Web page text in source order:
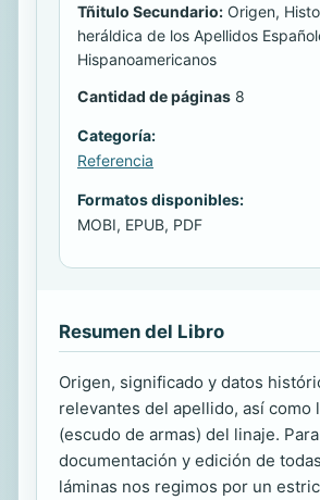
Tñitulo Secundario: Origen,
heráldica de los Apellidos
Hispanoamericanos
Cantidad de páginas 8
Categoría:
Referencia
Formatos disponibles:
MOBI, EPUB, PDF
Resumen del Libro
Origen, significado y datos
relevantes del apellido, así como
(escudo de armas) del linaje.
documentación y edición de
láminas nos regimos por un